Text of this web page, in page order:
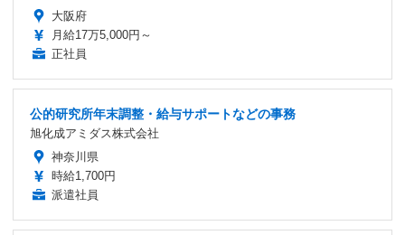
大阪府
月給17万5,000円～
正社員
公的研究所年末調整・給与サポートなどの事務
旭化成アミダス株式会社
神奈川県
時給1,700円
派遣社員